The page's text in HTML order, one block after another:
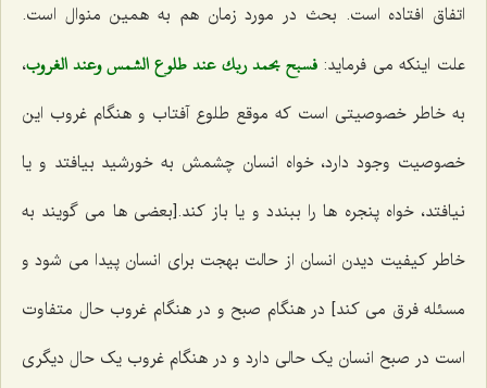
اتفاق افتاده است. بحث در مورد زمان هم به همین منوال است.
علت اینکه می فرماید: فسبح بحمد ربك عند طلوع الشمس وعند الغروب،
به خاطر خصوصیتی است که موقع طلوع آفتاب و هنگام غروب این
خصوصیت وجود دارد، خواه انسان چشمش به خورشید بیافتد و یا
نیافتد، خواه پنجره ها را ببندد و یا باز کند.[بعضی ها می گویند به
خاطر کیفیت دیدن انسان از حالت بهجت برای انسان پیدا می شود و
مسئله فرق می کند] در هنگام صبح و در هنگام غروب حال متفاوت
است در صبح انسان یک حالی دارد و در هنگام غروب یک حال دیگری